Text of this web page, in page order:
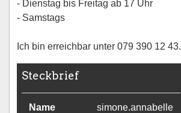
- Dienstag bis Freitag ab 17 Uhr
- Samstags
Ich bin erreichbar unter 079 390 12 43.
Steckbrief
Name simone.annabelle